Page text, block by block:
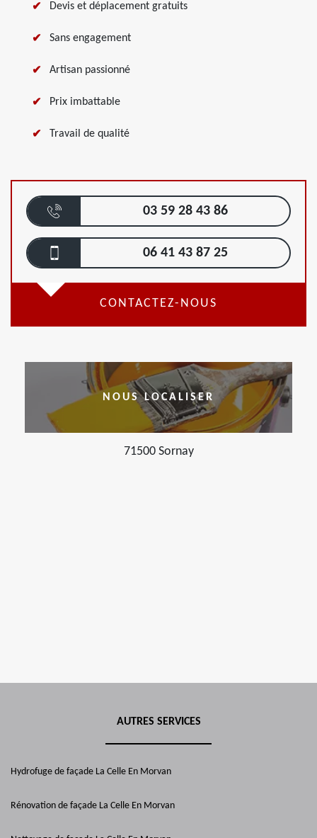
Devis et déplacement gratuits
Sans engagement
Artisan passionné
Prix imbattable
Travail de qualité
03 59 28 43 86
06 41 43 87 25
CONTACTEZ-NOUS
NOUS LOCALISER
71500 Sornay
AUTRES SERVICES
Hydrofuge de façade La Celle En Morvan
Rénovation de façade La Celle En Morvan